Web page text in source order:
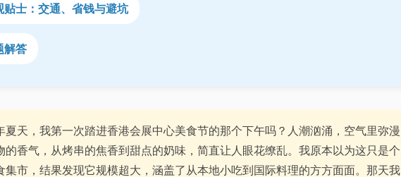
贴士：交通、省钱与避坑
解答
夏天，我第一次踏进香港会展中心美食节的那个下午吗？人潮汹涌，空气里弥漫
的香气，从烤串的焦香到甜点的奶味，简直让人眼花缭乱。我原本以为这只是个
集市，结果发现它规模超大，涵盖了从本地小吃到国际料理的方方面面。那天我